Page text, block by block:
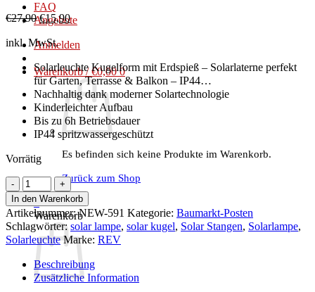
FAQ
Angebote
Anmelden
Warenkorb /€0,00 0
Es befinden sich keine Produkte im Warenkorb.
Zurück zum Shop
0
Warenkorb
€27,90Ursprünglicher
war:
€15,90Aktueller
ist:
inkl. MwSt.
Solarleuchte Kugelform mit Erdspieß – Solarlaterne perfekt
für Garten, Terrasse & Balkon – IP44…
Nachhaltig dank moderner Solartechnologie
Kinderleichter Aufbau
Bis zu 6h Betriebsdauer
IP44 spritzwassergeschützt
Vorrätig
REV
–
Solarlampe
2er
Set
Außenbereiche
Solarleuchte,
In den Warenkorb
Artikelnummer:NEW-591 Kategorie: Baumarkt-Posten
Schlagwörter:solar lampe, solar kugel, Solar Stangen, Solarlampe,
Solarleuchte Marke: REV
Beschreibung
Zusätzliche Information